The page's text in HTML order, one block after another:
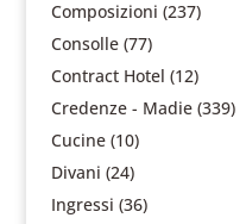
Composizioni (237)
Consolle (77)
Contract Hotel (12)
Credenze - Madie (339)
Cucine (10)
Divani (24)
Ingressi (36)